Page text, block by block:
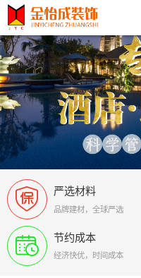
严选材料
品牌建材，全球严选
节约成本
经济快优，时间成本